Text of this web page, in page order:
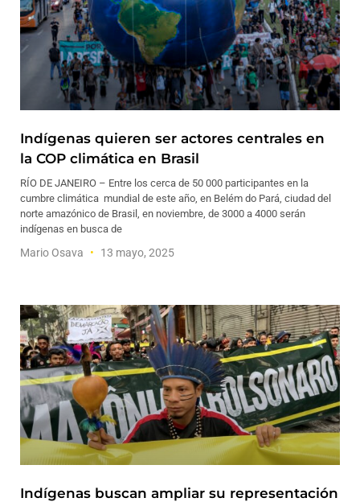
Indígenas quieren ser actores centrales en
la COP climática en Brasil
RÍO DE JANEIRO – Entre los cerca de 50 000 participantes en la
cumbre climática mundial de este año, en Belém do Pará, ciudad del
norte amazónico de Brasil, en noviembre, de 3000 a 4000 serán
indígenas en busca de
Mario Osava 13 mayo, 2025
Indígenas buscan ampliar su representación